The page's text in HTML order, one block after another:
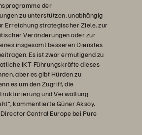
der
zu unterstützen, unabhängig
Erreichung strategischer Ziele, zur
Veränderungen oder zur
insgesamt besseren Dienstes
Es ist zwar ermutigend zu
IKT-Führungskräfte dieses
aber es gibt Hürden zu
es um den Zugriff, die
und Verwaltung
kommentierte Güner Aksoy,
Central Europe bei Pure